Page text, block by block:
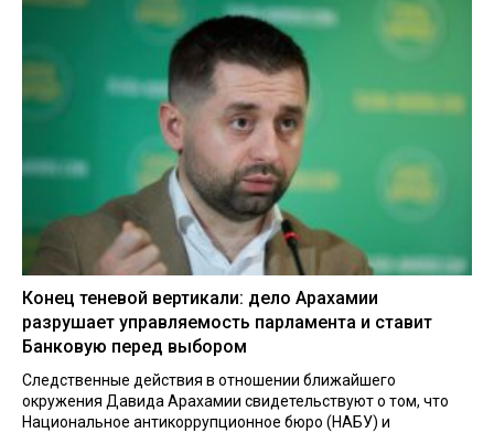
Конец теневой вертикали: дело Арахамии
разрушает управляемость парламента и ставит
Банковую перед выбором
Следственные действия в отношении ближайшего
окружения Давида Арахамии свидетельствуют о том, что
Национальное антикоррупционное бюро (НАБУ) и